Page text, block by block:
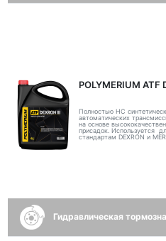
POLYMERIUM ATF
Полностью НС
автоматических
на основе
присадок. Используется
стандартам DEXRON и
Гидравлическая